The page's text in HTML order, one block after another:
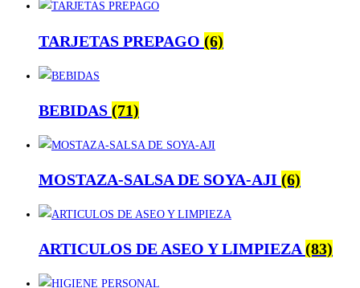
TARJETAS PREPAGO (6)
BEBIDAS (71)
MOSTAZA-SALSA DE SOYA-AJI (6)
ARTICULOS DE ASEO Y LIMPIEZA(83)